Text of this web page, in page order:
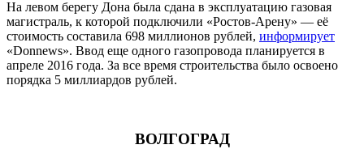
На левом берегу Дона была сдана в эксплуатацию газовая
магистраль, к которой подключили «Ростов-Арену» — её
стоимость составила 698 миллионов рублей, информирует
«Donnews». Ввод еще одного газопровода планируется в
апреле 2016 года. За все время строительства было освоено
порядка 5 миллиардов рублей.
ВОЛГОГРАД